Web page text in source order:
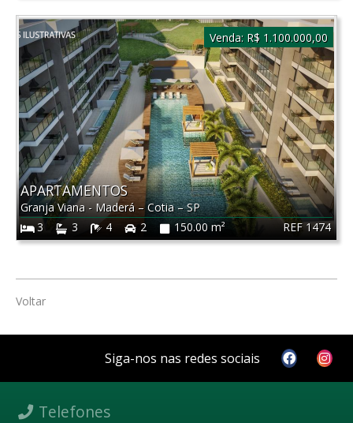
REF 1474
APARTAMENTOS
Granja Viana - Maderá–Cotia–SP
3
3 4 2 150.00 m²
Venda: R$ 1.100.000,00
Voltar
Siga-nos nas redes sociais
Telefones